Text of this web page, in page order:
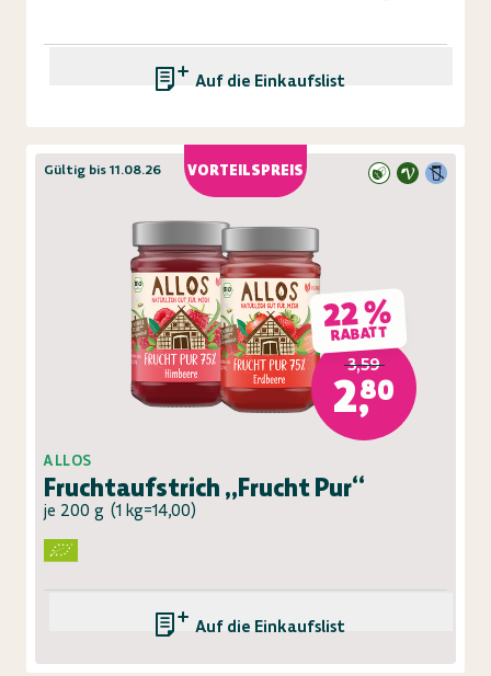
Auf die Einkaufsliste
VORTEILSPREIS
Gültig bis 11.08.26
22 %
RABATT
3,59
2,80
ALLOS
Fruchtaufstrich „Frucht Pur“
je 200 g (1 kg=14,00)
Auf die Einkaufsliste